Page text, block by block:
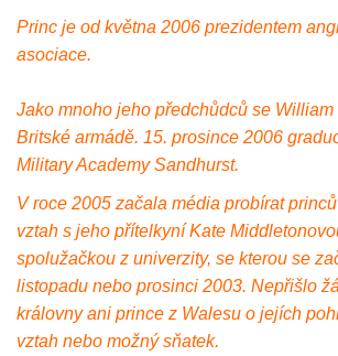
Princ je od května 2006 prezidentem
asociace.
Jako mnoho jeho předchůdců se
Britské armádě. 15. prosince 2006
Military Academy Sandhurst.
V roce 2005 začala média probírat
vztah s jeho přítelkyní Kate
spolužačkou z univerzity, se kterou se
listopadu nebo prosinci 2003. Nepřišlo
královny ani prince z Walesu o jejích
vztah nebo možný sňatek.